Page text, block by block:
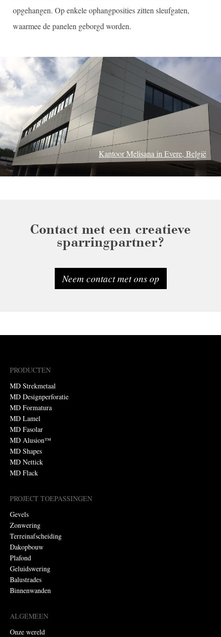
opgehangen. Op enkele ophangposities zitten sleufgaten,
waarmee de panelen geborgd worden.
Kantoor Melisana in Evere, België
Contact met een creatieve
sparringpartner?
Neem contact met ons op
PRODUCTEN
MD Strekmetaal
MD Designperforatie
MD Formatura
MD Lamel
MD Fasolar
MD Alusion™
MD Shapes
MD Nettick
MD Flack
PROJECT TOEPASSINGEN
Gevels
Zonwering
Terreinafscheiding
Dakopbouw
Plafond
Geluidswering
Balustrades
Binnenwanden
ALGEMEEN
Onze wereld